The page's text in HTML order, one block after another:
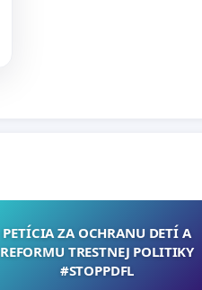
PETÍCIA ZA OCHRANU DETÍ A
REFORMU TRESTNEJ POLITIKY
#STOPPDFL